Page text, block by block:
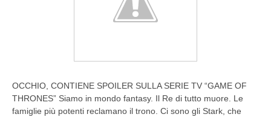
OCCHIO, CONTIENE SPOILER SULLA SERIE TV “GAME OF
THRONES” Siamo in mondo fantasy. Il Re di tutto muore. Le
famiglie più potenti reclamano il trono. Ci sono gli Stark, che